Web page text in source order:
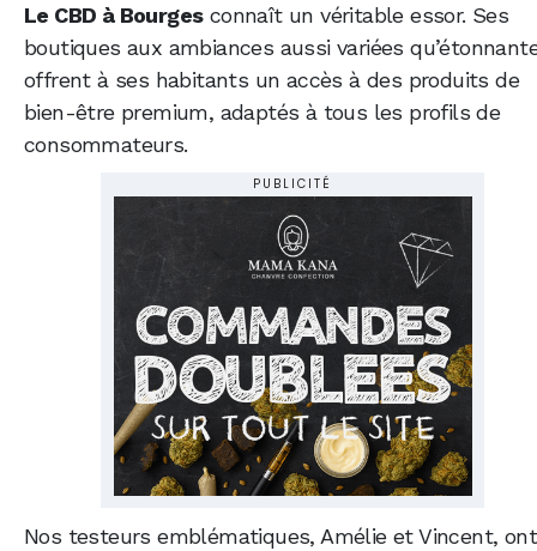
Le CBD à Bourgesconnaît un véritable essor. Ses
boutiques aux ambiances aussi variées
offrent à ses habitants un accès à des produits de
bien-être premium, adaptés à tous les profils de
consommateurs.
PUBLICITÉ
Nos testeurs emblématiques, Amélie et Vincent, ont